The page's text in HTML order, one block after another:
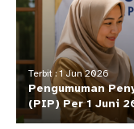
Terbit : 1 Jun 2026
Pengumuman
(PIP) Per 1 Juni